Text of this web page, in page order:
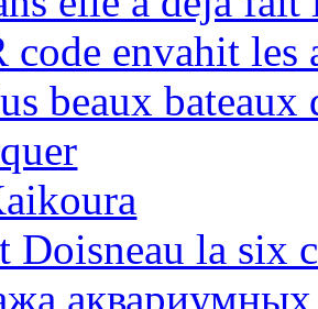
code envahit les
beaux bateaux
Doisneau la six
аквариумных